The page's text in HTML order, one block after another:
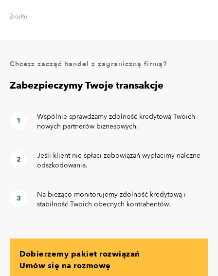
Źródło:
Chcesz zacząć handel z zagraniczną firmą?
Zabezpieczymy Twoje transakcje
Wspólnie sprawdzamy zdolność kredytową Twoich
nowych partnerów biznesowych.
Jeśli klient nie spłaci zobowiązań wypłacimy należne
odszkodowania.
Na bieżąco monitorujemy zdolność kredytową i
stabilność Twoich obecnych kontrahentów.
Dobierzemy pakiet rozwiązań
Umów się na rozmowę